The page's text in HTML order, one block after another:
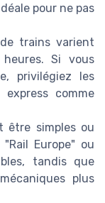
pour ne pas
trains varient
Si vous
privilégiez les
comme
être simples ou
Europe" ou
tandis que
plus